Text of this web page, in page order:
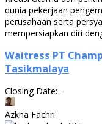
dunia pekerjaan
perusahaan serta
mempersiapkan diri
Waitress PT
Tasikmalaya
Closing Date: -
Azkha Fachri